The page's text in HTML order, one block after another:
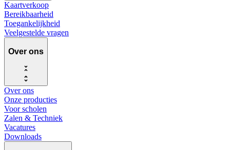
Kaartverkoop
Bereikbaarheid
Toegankelijkheid
Veelgestelde vragen
Over ons
Over ons
Onze producties
Voor scholen
Zalen & Techniek
Vacatures
Downloads